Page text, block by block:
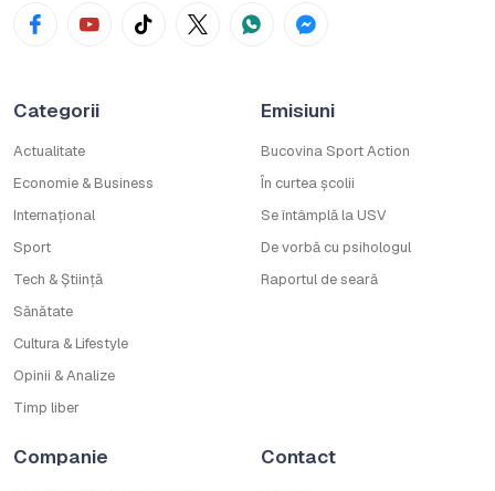
Categorii
Actualitate
Economie & Business
Internațional
Sport
Tech & Știință
Sănătate
Cultura & Lifestyle
Opinii & Analize
Timp liber
Emisiuni
Bucovina Sport Action
În curtea școlii
Se întâmplă la USV
De vorbă cu psihologul
Raportul de seară
Companie Contact